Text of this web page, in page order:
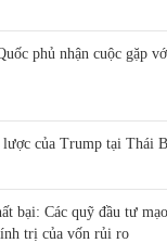
phủ nhận cuộc gặp
của Trump tại Thái
bại: Các quỹ đầu tư
trị của vốn rủi ro